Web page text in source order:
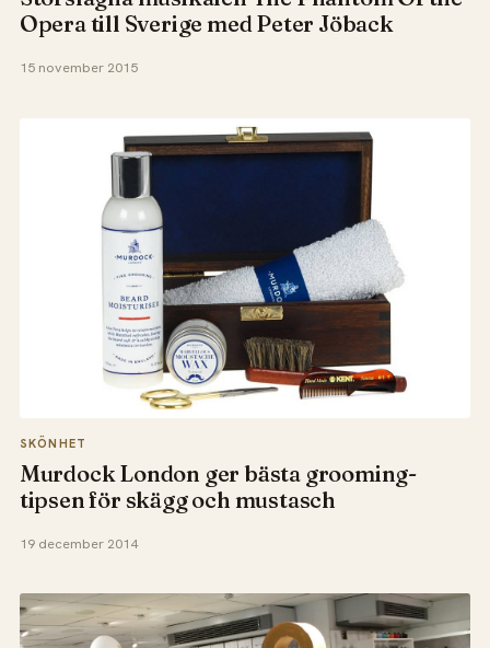
Opera till Sverige med Peter Jöback
15 november 2015
SKÖNHET
Murdock London ger bästa grooming-
tipsen för skägg och mustasch
19 december 2014